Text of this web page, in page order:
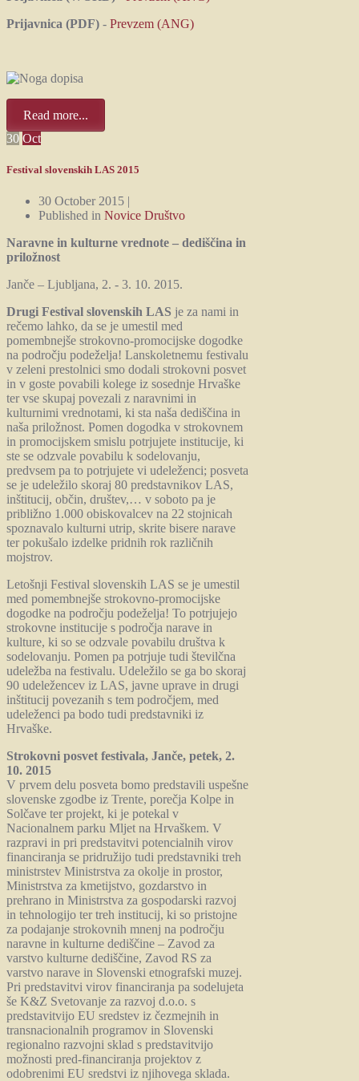
Prijavnica (PDF) - Prevzem (ANG)
Read more...
30 Oct
Festival slovenskih LAS 2015
30 October 2015 |
Published in Novice Društvo
Naravne in kulturne vrednote – dediščina in
priložnost
Janče – Ljubljana, 2. - 3. 10. 2015.
Drugi Festival slovenskih LAS je za nami in
rečemo lahko, da se je umestil med
pomembnejše strokovno-promocijske dogodke
na področju podeželja! Lanskoletnemu festivalu
v zeleni prestolnici smo dodali strokovni posvet
in v goste povabili kolege iz sosednje Hrvaške
ter vse skupaj povezali z naravnimi in
kulturnimi vrednotami, ki sta naša dediščina in
naša priložnost. Pomen dogodka v strokovnem
in promocijskem smislu potrjujete institucije, ki
ste se odzvale povabilu k sodelovanju,
predvsem pa to potrjujete vi udeleženci; posveta
se je udeležilo skoraj 80 predstavnikov LAS,
inštitucij, občin, društev,… v soboto pa je
približno 1.000 obiskovalcev na 22 stojnicah
spoznavalo kulturni utrip, skrite bisere narave
ter pokušalo izdelke pridnih rok različnih
mojstrov.
Letošnji Festival slovenskih LAS se je umestil
med pomembnejše strokovno-promocijske
dogodke na področju podeželja! To potrjujejo
strokovne institucije s področja narave in
kulture, ki so se odzvale povabilu društva k
sodelovanju. Pomen pa potrjuje tudi številčna
udeležba na festivalu. Udeležilo se ga bo skoraj
90 udeležencev iz LAS, javne uprave in drugi
inštitucij povezanih s tem področjem, med
udeleženci pa bodo tudi predstavniki iz
Hrvaške.
Strokovni posvet festivala, Janče, petek, 2.
10. 2015
V prvem delu posveta bomo predstavili uspešne
slovenske zgodbe iz Trente, porečja Kolpe in
Solčave ter projekt, ki je potekal v
Nacionalnem parku Mljet na Hrvaškem. V
razpravi in pri predstavitvi potencialnih virov
financiranja se pridružijo tudi predstavniki treh
ministrstev Ministrstva za okolje in prostor,
Ministrstva za kmetijstvo, gozdarstvo in
prehrano in Ministrstva za gospodarski razvoj
in tehnologijo ter treh institucij, ki so pristojne
za podajanje strokovnih mnenj na področju
naravne in kulturne dediščine – Zavod za
varstvo kulturne dediščine, Zavod RS za
varstvo narave in Slovenski etnografski muzej.
Pri predstavitvi virov financiranja pa sodelujeta
še K&Z Svetovanje za razvoj d.o.o. s
predstavitvijo EU sredstev iz čezmejnih in
transnacionalnih programov in Slovenski
regionalno razvojni sklad s predstavitvijo
možnosti pred-financiranja projektov z
odobrenimi EU sredstvi iz njihovega sklada.